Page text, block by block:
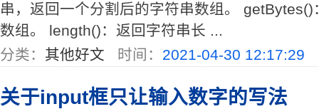
串，返回一个分割后的字符串数组。
数组。 length()：返回字符串长 ...
分类： 其他好文 时间： 2021-04-30 12:17:29
关于input框只让输入数字的写法